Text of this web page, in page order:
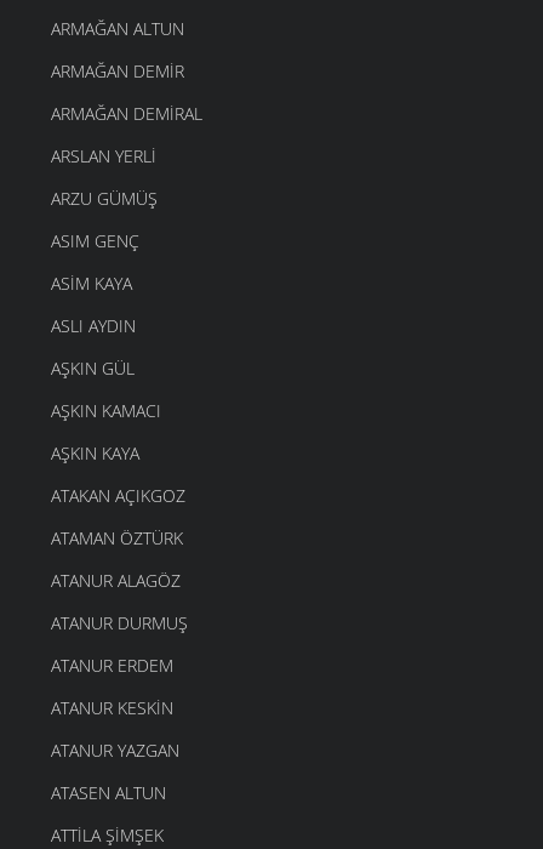
ARMAĞAN ALTUN
ARMAĞAN DEMIR
ARMAĞAN DEMIRAL
ARSLAN YERLI
ARZU GÜMÜŞ
ASIM GENÇ
ASIM KAYA
ASLI AYDIN
AŞKIN GÜL
AŞKIN KAMACI
AŞKIN KAYA
ATAKAN AÇIKGOZ
ATAMAN ÖZTÜRK
ATANUR ALAGÖZ
ATANUR DURMUŞ
ATANUR ERDEM
ATANUR KESKIN
ATANUR YAZGAN
ATASEN ALTUN
ATTILA ŞIMŞEK